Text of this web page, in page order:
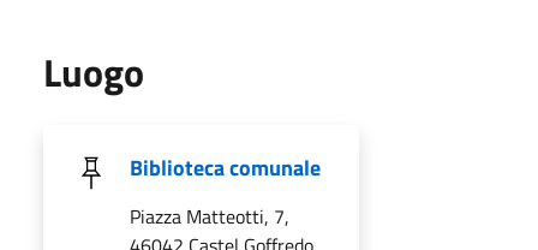
Luogo
Biblioteca comunale
Piazza Matteotti, 7,